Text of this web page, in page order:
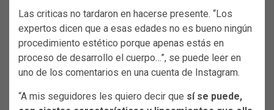
Las criticas no tardaron en hacerse presente. “Los
expertos dicen que a esas edades no es bueno ningún
procedimiento estético porque apenas estás en
proceso de desarrollo el cuerpo…”, se puede leer en
uno de los comentarios en una cuenta de Instagram.
“A mis seguidores les quiero decir que sí se puede,